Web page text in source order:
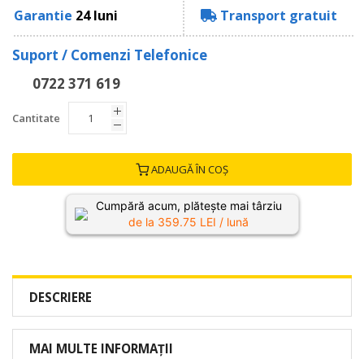
Garantie 24 luni Transport gratuit
Suport / Comenzi Telefonice
0722 371 619
Cantitate
ADAUGĂ ÎN COȘ
Cumpără acum, plătește mai târziu
de la 359.75 LEI / lună
DESCRIERE
MAI MULTE INFORMAȚII